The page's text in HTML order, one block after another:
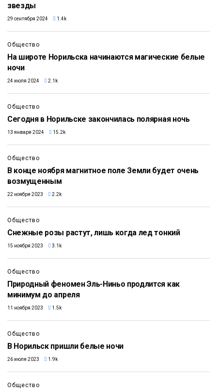
звезды
29 сентября 2024 1.4k
Общество
На широте Норильска начинаются магические белые
ночи
24 июля 2024 2.1k
Общество
Сегодня в Норильске закончилась полярная ночь
13 января 2024 15.2k
Общество
В конце ноября магнитное поле Земли будет очень
возмущенным
22 ноября 2023 2.2k
Общество
Снежные розы растут, лишь когда лед тонкий
15 ноября 2023 3.1k
Общество
Природный феномен Эль-Ниньо продлится как
минимум до апреля
11 ноября 2023 1.5k
Общество
В Норильск пришли белые ночи
26 июля 2023 1.9k
Общество